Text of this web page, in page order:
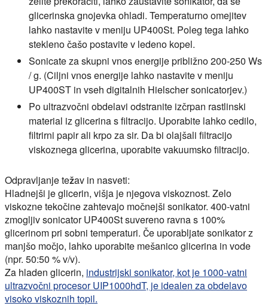
glicerinska gnojevka ohladi. Temperaturno omejitev
lahko nastavite v meniju UP400St. Poleg tega lahko
stekleno čašo postavite v ledeno kopel.
Sonicate za skupni vnos energije približno 200-250 Ws
/ g. (Ciljni vnos energije lahko nastavite v meniju
UP400ST in vseh digitalnih Hielscher sonicatorjev.)
Po ultrazvočni obdelavi odstranite izčrpan rastlinski
material iz glicerina s filtracijo. Uporabite lahko cedilo,
filtrirni papir ali krpo za sir. Da bi olajšali filtracijo
viskoznega glicerina, uporabite vakuumsko filtracijo.
Odpravljanje težav in nasveti:
Hladnejši je glicerin, višja je njegova viskoznost. Zelo
viskozne tekočine zahtevajo močnejši sonikator. 400-vatni
zmogljiv sonicator UP400St suvereno ravna s 100%
glicerinom pri sobni temperaturi. Če uporabljate sonikator z
manjšo močjo, lahko uporabite mešanico glicerina in vode
(npr. 50:50 % v/v).
Za hladen glicerin, industrijski sonikator, kot je 1000-vatni
ultrazvočni procesor UIP1000hdT, je idealen za obdelavo
visoko viskoznih topil.